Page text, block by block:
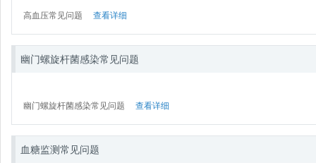
高血压常见问题 查看详细
幽门螺旋杆菌感染常见问题
幽门螺旋杆菌感染常见问题 查看详细
血糖监测常见问题